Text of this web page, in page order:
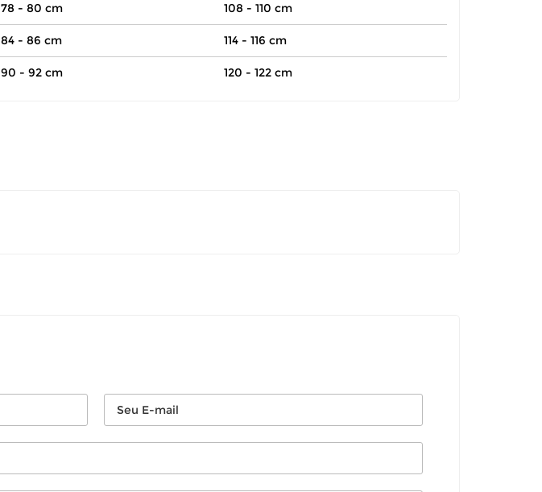
78 - 80 cm 108 - 110 cm
84 - 86 cm 114 - 116 cm
90 - 92 cm 120 - 122 cm